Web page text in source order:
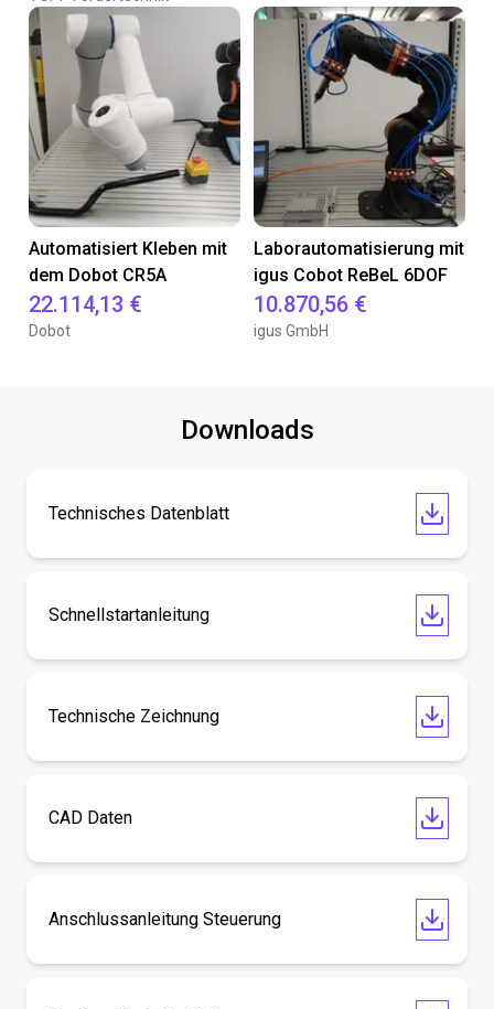
Automatisiert Kleben mit
dem Dobot CR5A
22.114,13 €
Dobot
Laborautomatisierung mit
igus Cobot ReBeL 6DOF
10.870,56 €
igus GmbH
Downloads
Technisches Datenblatt
Schnellstartanleitung
Technische Zeichnung
CAD Daten
Anschlussanleitung Steuerung